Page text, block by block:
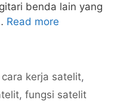
benda lain yang
Read more
cara kerja satelit,
, fungsi satelit